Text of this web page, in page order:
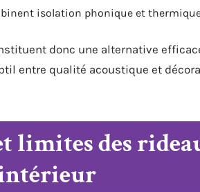
isolation phonique et
donc une alternative
entre qualité acoustique et
limites des